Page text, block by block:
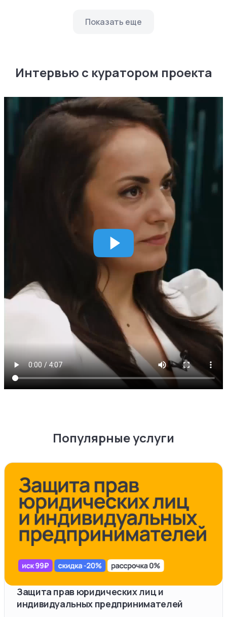
Показать еще
Интервью с куратором проекта
Популярные услуги
Защита прав юридических лиц и
индивидуальных предпринимателей